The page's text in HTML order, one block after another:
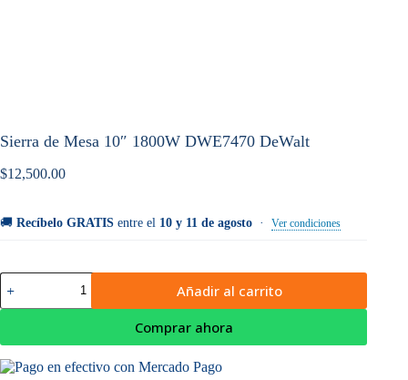
Sierra de Mesa 10″ 1800W DWE7470 DeWalt
$12,500.00
🚚 Recíbelo GRATIS entre el 10 y 11 de agosto · Ver condiciones
Sierra
de
Mesa
1800W
DWE7470
DeWalt
Añadir al carrito
Comprar ahora